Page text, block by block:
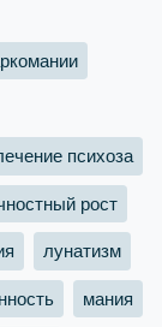
психоза
рост
лунатизм
мания